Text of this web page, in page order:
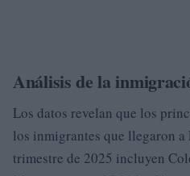
Análisis de la
Los datos revelan que los
los inmigrantes que llegaron
trimestre de 2025 incluyen